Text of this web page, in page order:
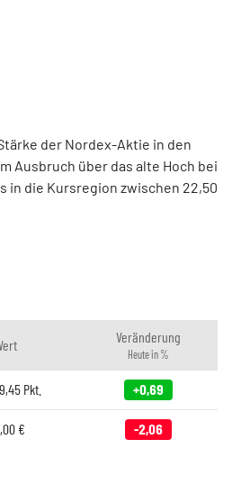
der Nordex-Aktie in den
Ausbruch über das alte Hoch bei
in die Kursregion zwischen 22,50
Veränderung
Heute in %
Pkt. +0,69
€ -2,06